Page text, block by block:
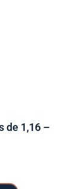
de 1,16 –